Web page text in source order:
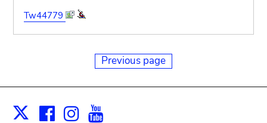
Tw44779
Previous page
X Facebook
Instagram